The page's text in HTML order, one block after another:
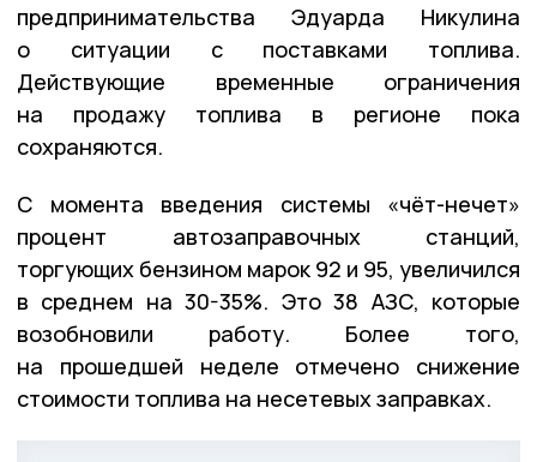
предпринимательства Эдуарда Никулина
о ситуации с поставками топлива.
Действующие временные ограничения
на продажу топлива в регионе пока
сохраняются.
С момента введения системы «чёт-нечет»
процент автозаправочных станций,
торгующих бензином марок 92 и 95, увеличился
в среднем на 30-35%. Это 38 АЗС, которые
возобновили работу. Более того,
на прошедшей неделе отмечено снижение
стоимости топлива на несетевых заправках.